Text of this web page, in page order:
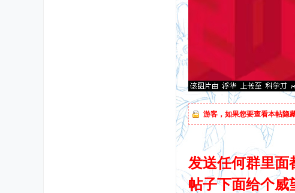
游客，如果您要查看本帖隐
发送任何群里面
帖子下面给个威